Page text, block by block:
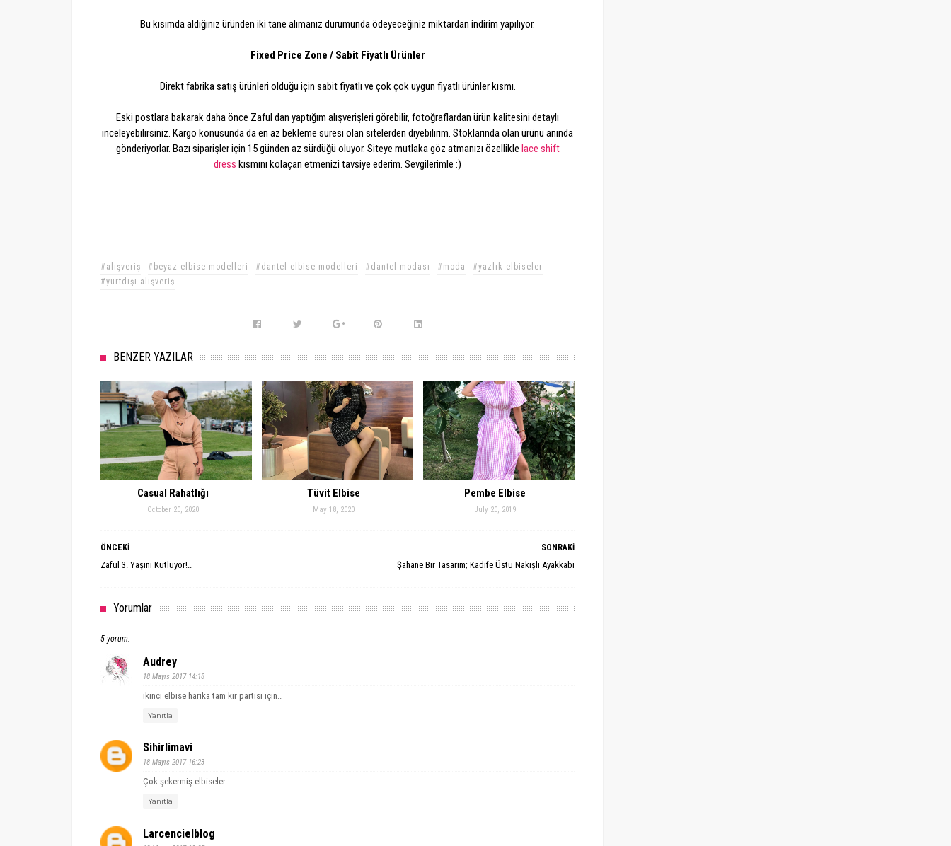
Bu kısımda aldığınız üründen iki tane alımanız durumunda ödeyeceğiniz miktardan indirim yapılıyor.
Fixed Price Zone / Sabit Fiyatlı Ürünler
Direkt fabrika satış ürünleri olduğu için sabit fiyatlı ve çok çok uygun fiyatlı ürünler kısmı.
Eski postlara bakarak daha önce Zaful dan yaptığım alışverişleri görebilir, fotoğraflardan ürün kalitesini detaylı
inceleyebilirsiniz. Kargo konusunda da en az bekleme süresi olan sitelerden diyebilirim. Stoklarında olan ürünü anında
gönderiyorlar. Bazı siparişler için 15 günden az sürdüğü oluyor. Siteye mutlaka göz atmanızı özellikle lace shift
dress kısmını kolaçan etmenizi tavsiye ederim. Sevgilerimle :)
#alışveriş #beyaz elbise modelleri #dantel elbise modelleri #dantel modası #moda
#yazlık elbiseler
#yurtdışı alışveriş
BENZER YAZILAR
Casual Rahatlığı
October 20, 2020
Tüvit Elbise
May 18, 2020
Pembe Elbise
July 20, 2019
SONRAKİ
Şahane Bir Tasarım; Kadife Üstü Nakışlı Ayakkabı
ÖNCEKİ
Zaful 3. Yaşını Kutluyor!..
Yorumlar
5 yorum:
Audrey
18 Mayıs 2017 14:18
ikinci elbise harika tam kır partisi için..
Yanıtla
Sihirlimavi
18 Mayıs 2017 16:23
Çok şekermiş elbiseler...
Yanıtla
Larcencielblog